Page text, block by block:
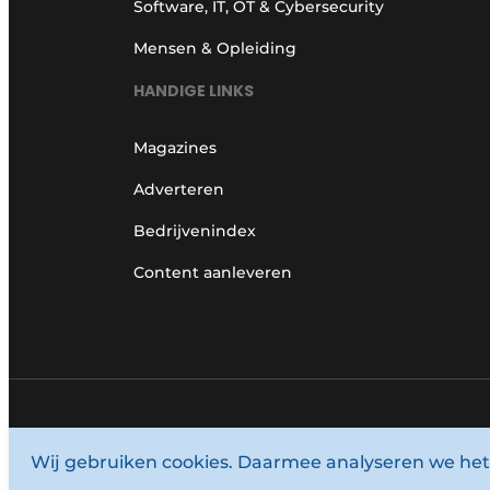
Software, IT, OT & Cybersecurity
Mensen & Opleiding
HANDIGE LINKS
Magazines
Adverteren
Bedrijvenindex
Content aanleveren
© 1987 - 2026 Louwersmediagroep.
Wij gebruiken cookies. Daarmee analyseren we